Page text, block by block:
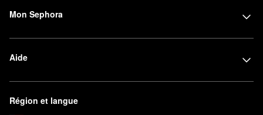
Mon Sephora
Aide
Région et langue